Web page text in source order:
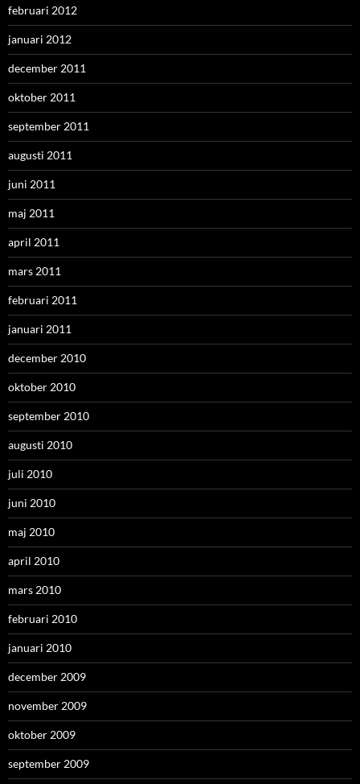
februari 2012
januari 2012
december 2011
oktober 2011
september 2011
augusti 2011
juni 2011
maj 2011
april 2011
mars 2011
februari 2011
januari 2011
december 2010
oktober 2010
september 2010
augusti 2010
juli 2010
juni 2010
maj 2010
april 2010
mars 2010
februari 2010
januari 2010
december 2009
november 2009
oktober 2009
september 2009